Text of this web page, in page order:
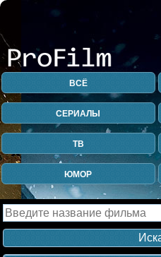
ВСЁ
СЕРИАЛЫ
ТВ
ЮМОР